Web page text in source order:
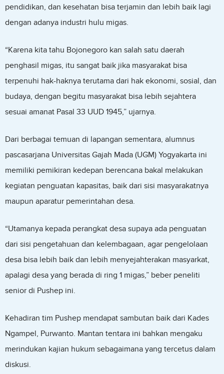
pendidikan, dan kesehatan bisa terjamin dan lebih baik lagi
dengan adanya industri hulu migas.
“Karena kita tahu Bojonegoro kan salah satu daerah
penghasil migas, itu sangat baik jika masyarakat bisa
terpenuhi hak-haknya terutama dari hak ekonomi, sosial, dan
budaya, dengan begitu masyarakat bisa lebih sejahtera
sesuai amanat Pasal 33 UUD 1945,” ujarnya.
Dari berbagai temuan di lapangan sementara, alumnus
pascasarjana Universitas Gajah Mada (UGM) Yogyakarta ini
memiliki pemikiran kedepan berencana bakal melakukan
kegiatan penguatan kapasitas, baik dari sisi masyarakatnya
maupun aparatur pemerintahan desa.
“Utamanya kepada perangkat desa supaya ada penguatan
dari sisi pengetahuan dan kelembagaan, agar pengelolaan
desa bisa lebih baik dan lebih menyejahterakan masyarkat,
apalagi desa yang berada di ring 1 migas,” beber peneliti
senior di Pushep ini.
Kehadiran tim Pushep mendapat sambutan baik dari Kades
Ngampel, Purwanto. Mantan tentara ini bahkan mengaku
merindukan kajian hukum sebagaimana yang tercetus dalam
diskusi.